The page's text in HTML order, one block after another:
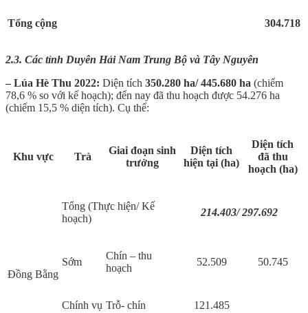
Tổng cộng 304.718
2.3. Các tỉnh Duyên Hải Nam Trung Bộ và Tây Nguyên
– Lúa Hè Thu 2022: Diện tích 350.280 ha/ 445.680 ha (chiếm
78,6 % so với kế hoạch); đến nay đã thu hoạch được 54.276 ha
(chiếm 15,5 % diện tích). Cụ thể:
Khu vực Trà
Giai đoạn sinh
trưởng
Diện tích
hiện tại (ha)
Diện tích
đã thu
hoạch (ha)
Đồng Bằng
Tổng (Thực hiện/ Kế
hoạch)
214.403/ 297.692
Sớm
Chín – thu
hoạch
52.509 50.745
Chính vụ Trỗ- chín 121.485